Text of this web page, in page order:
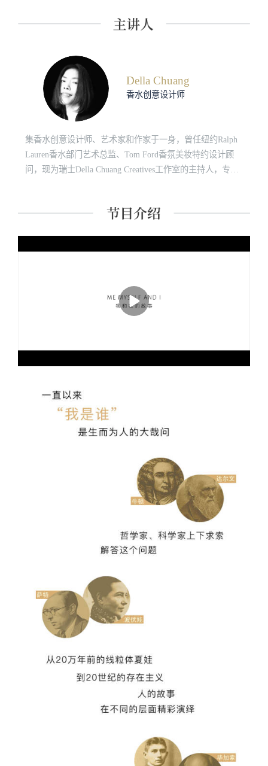
Della Chuang
香水创意设计师
集香水创意设计师、艺术家和作家于一身，曾任纽约Ralph
Lauren香水部门艺术总监、Tom Ford香氛美妆特约设计顾
问，现为瑞士Della Chuang Creatives工作室的主持人，专注